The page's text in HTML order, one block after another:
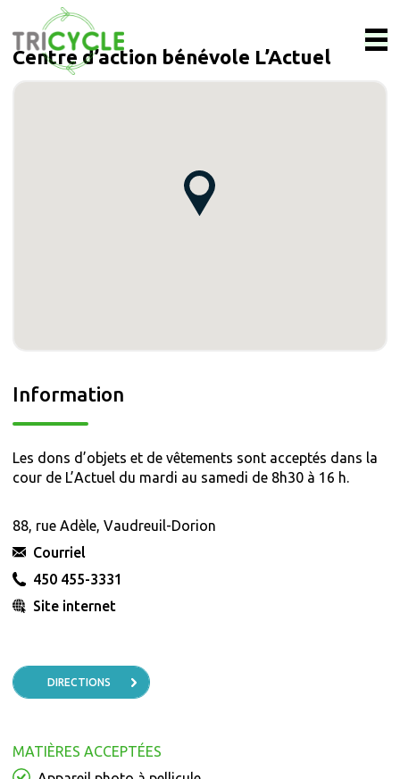
Centre d’action bénévole L’Actuel
Information
Les dons d’objets et de vêtements sont acceptés dans la
cour de L’Actuel du mardi au samedi de 8h30 à 16 h.
88, rue Adèle, Vaudreuil-Dorion
Courriel
450 455-3331
Site internet
DIRECTIONS
MATIÈRES ACCEPTÉES